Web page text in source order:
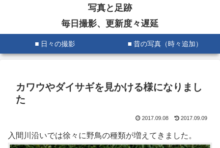
写真と足跡
毎日撮影、更新度々遅延
■ 日々の撮影 ■ 昔の写真（時々追加）
カワウやダイサギを見かける様になりまし
た
2017.09.08 2017.09.09
入間川沿いでは徐々に野鳥の種類が増えてきました。